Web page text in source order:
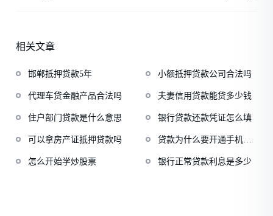
相关文章
邯郸抵押贷款5年 小额抵押贷款公司合法吗
代理车贷金融产品合法吗 夫妻信用贷款能贷多少钱
住户部门贷款是什么意思 银行贷款还款凭证怎么填
可以拿房产证抵押贷款吗
贷款为什么要开通手机银
怎么开始学炒股票
银行正常贷款利息是多少